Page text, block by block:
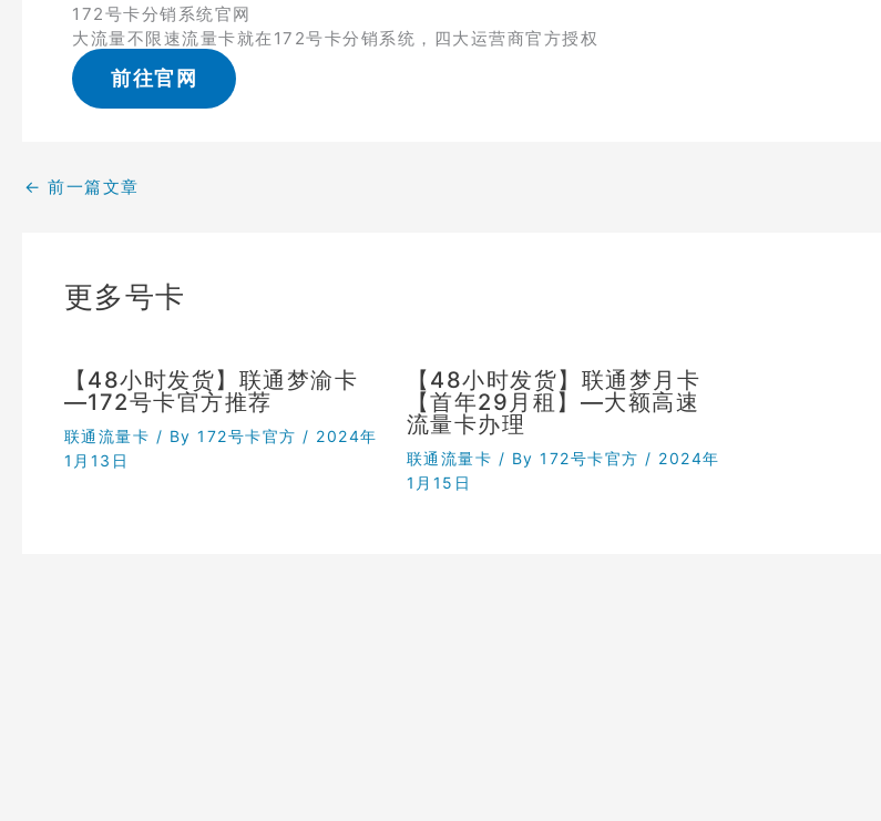
172号卡分销系统官网
大流量不限速流量卡就在172号卡分销系统，四大运营商官方授权
前往官网
← 前一篇文章
更多号卡
【48小时发货】联通梦渝卡
—172号卡官方推荐
联通流量卡 / By 172号卡官方 / 2024年
1月13日
【48小时发货】联通梦月卡
【首年29月租】—大额高速
流量卡办理
联通流量卡 / By172号卡官方/ 2024年
1月15日